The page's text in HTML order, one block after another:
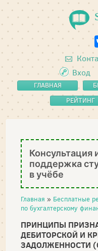
Вход
ГЛАВНАЯ
РЕЙТИНГ
Консультация
поддержка
в учёбе
Главная » Бесплатные
по бухгалтерскому
ПРИНЦИПЫ
ДЕБИТОРСКОЙ И
ЗАДОЛЖЕННОСТИ